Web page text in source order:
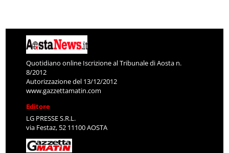
Quotidiano online Iscrizione al Tribunale di Aosta n.
8/2012
Autorizzazione del 13/12/2012
www.gazzettamatin.com
Editore
LG PRESSE S.R.L.
via Festaz, 52 11100 AOSTA